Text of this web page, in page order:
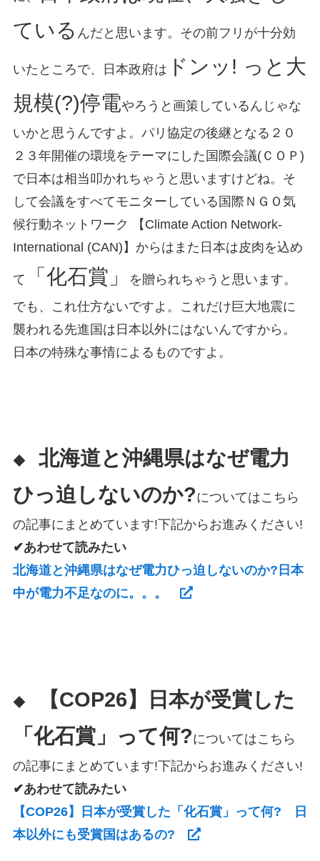
ている んだと思います。その前フリが十分効
いたところで、日本政府は ドンッ! っと大
規模(?)停電やろうと画策しているんじゃな
いかと思うんですよ。パリ協定の後継となる２０
２３年開催の環境をテーマにした国際会議(ＣＯＰ)
で日本は相当叩かれちゃうと思いますけどね。そ
して会議をすべてモニターしている国際ＮＧＯ気
候行動ネットワーク 【Climate Action Network-
International (CAN)】からはまた日本は皮肉を込め
て 「化石賞」
を贈られちゃうと思います。
でも、これ仕方ないですよ。これだけ巨大地震に
襲われる先進国は日本以外にはないんですから。
日本の特殊な事情によるものですよ。
◆ 北海道と沖縄県はなぜ電力
ひっ迫しないのか?についてはこちら
の記事にまとめています!下記からお進みください!
✔あわせて読みたい
北海道と沖縄県はなぜ電力ひっ迫しないのか?日本
中が電力不足なのに。。。
◆
【COP26】日本が受賞した
「化石賞」って何?についてはこちら
の記事にまとめています!下記からお進みください!
✔あわせて読みたい
【COP26】日本が受賞した「化石賞」って何? 日
本以外にも受賞国はあるの?